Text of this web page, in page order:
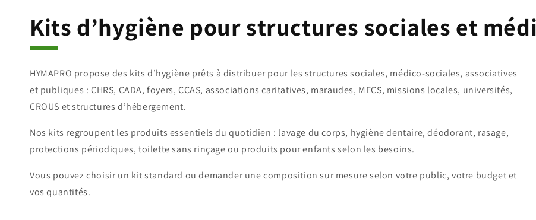
C
o
l
l
e
c
t
Kits d’hygiène pour structures sociales et
HYMAPRO propose des kits d’hygiène prêts à distribuer pour les structures sociales, médico-sociales, associatives
et publiques : CHRS, CADA, foyers, CCAS, associations caritatives, maraudes, MECS, missions locales, universités,
CROUS et structures d’hébergement.
Nos kits regroupent les produits essentiels du quotidien : lavage du corps, hygiène dentaire, déodorant, rasage,
protections périodiques, toilette sans rinçage ou produits pour enfants selon les besoins.
Vous pouvez choisir un kit standard ou demander une composition sur mesure selon votre public, votre budget et
vos quantités.